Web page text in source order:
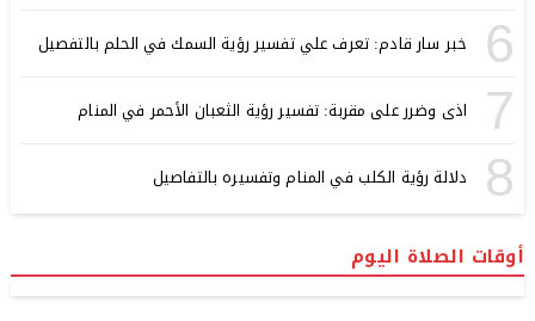
6 خبر سار قادم: تعرف علي تفسير رؤية السمك في الحلم بالتفصيل
7 اذى وضرر على مقربة: تفسير رؤية الثعبان الأحمر في المنام
8 دلالة رؤية الكلب في المنام وتفسيره بالتفاصيل
أوقات الصلاة اليوم